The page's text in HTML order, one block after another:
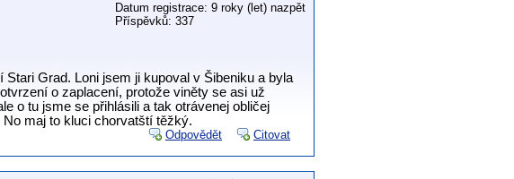
Datum registrace: 9 roky (let) nazpět
Příspěvků: 337
Grad. Loni jsem ji kupoval v Šibeniku a byla
o zaplacení, protože viněty se asi už
o tu jsme se přihlásili a tak otrávenej obličej
maj to kluci chorvatští těžký.
Odpovědět Citovat